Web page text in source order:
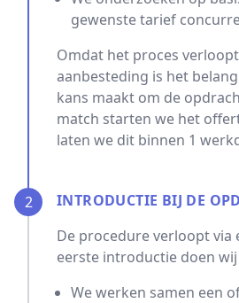
gewenste tarief
Omdat het proces
aanbesteding is het
kans maakt om de
match starten we het
laten we dit binnen 1
2
INTRODUCTIE BIJ DE
De procedure verloopt via
eerste introductie doen
We werken samen een